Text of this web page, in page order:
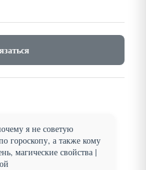
я не советую
гороскопу, а также кому
магические свойства |